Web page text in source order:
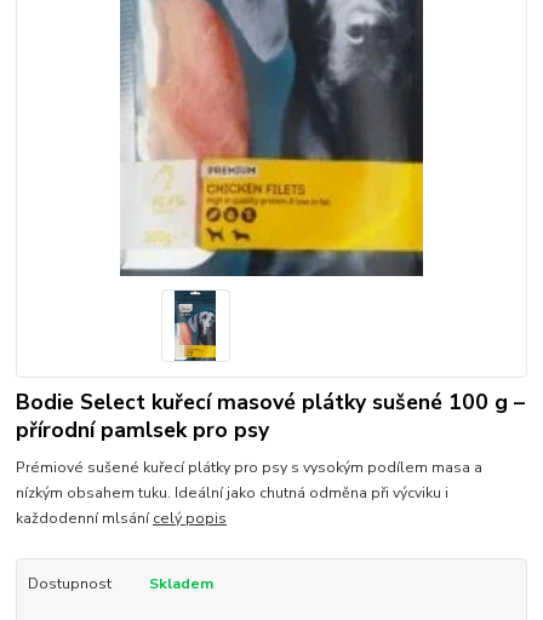
Bodie Select kuřecí masové plátky sušené 100 g –
přírodní pamlsek pro psy
Prémiové sušené kuřecí plátky pro psy s vysokým podílem masa a
nízkým obsahem tuku. Ideální jako chutná odměna při výcviku i
každodenní mlsánícelý popis
Dostupnost Skladem